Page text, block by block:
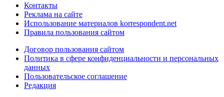
Контакты
Реклама на сайте
Использование материалов korrespondent.net
Правила пользования сайтом
Договор пользования сайтом
Политика в сфере конфиденциальности и персональных
данных
Пользовательское соглашение
Редакция